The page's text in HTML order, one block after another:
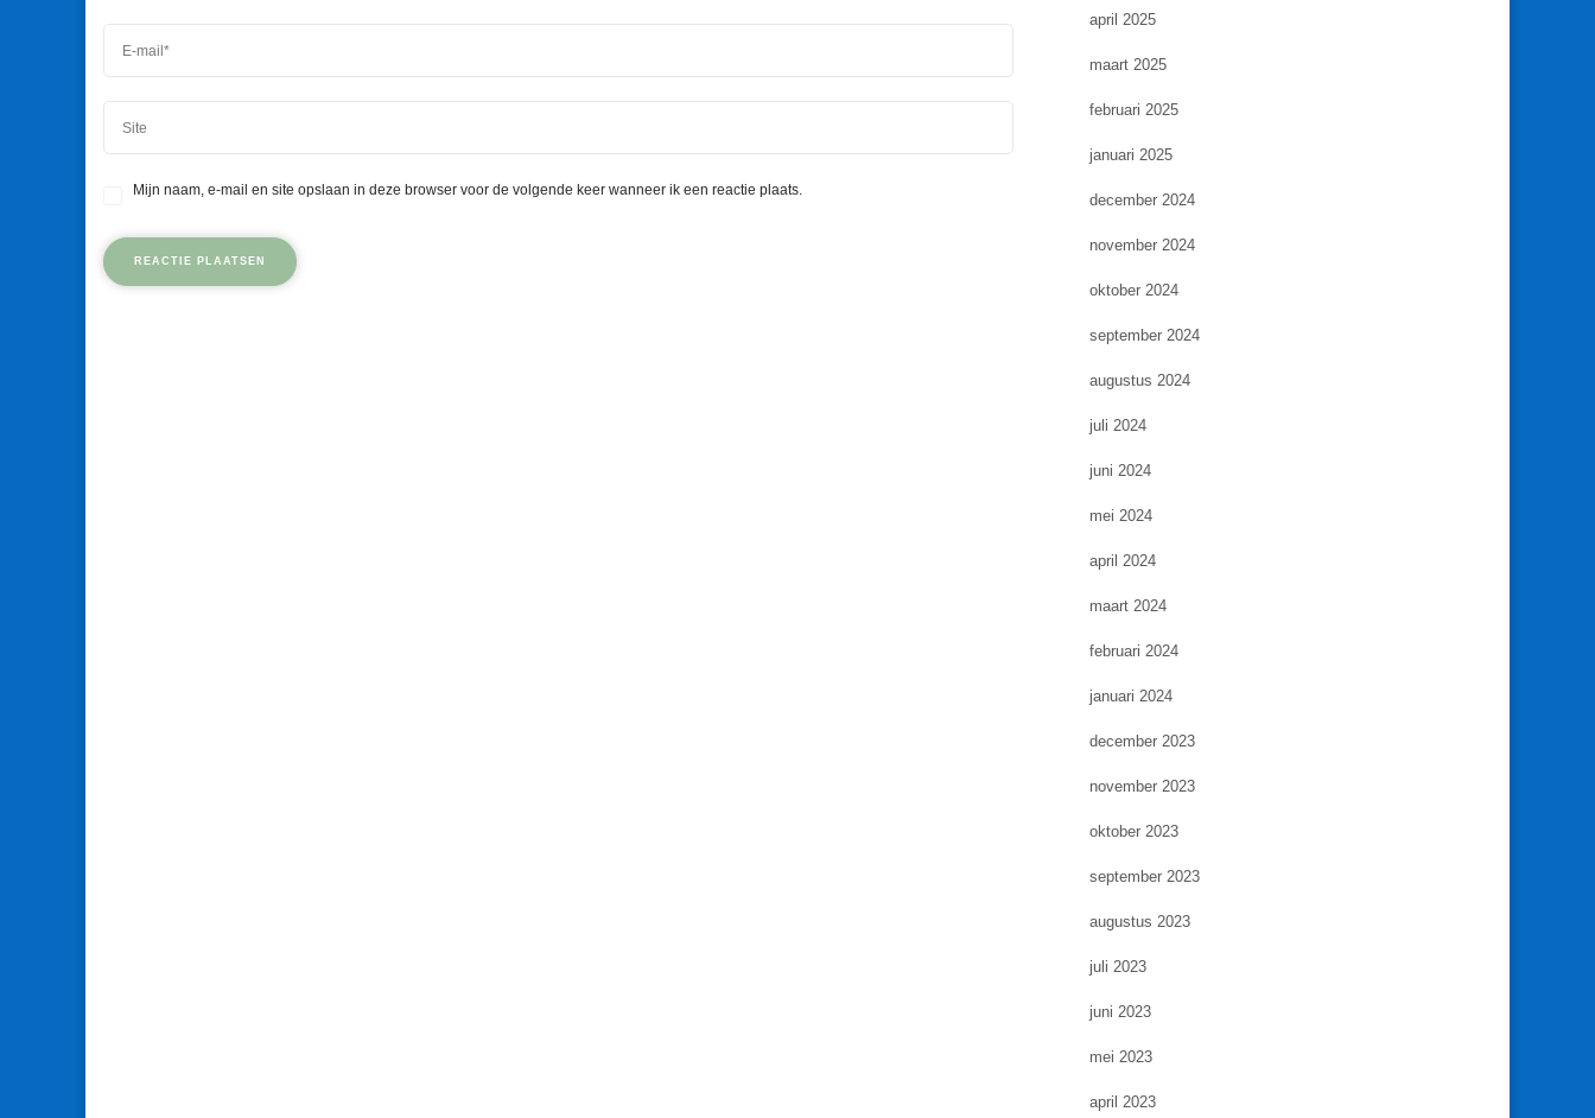
Mijn naam, e-mail en site opslaan in deze browser voor de volgende keer wanneer ik een reactie plaats.
april 2025
maart 2025
februari 2025
januari 2025
december 2024
november 2024
oktober 2024
september 2024
augustus 2024
juli 2024
juni 2024
mei 2024
april 2024
maart 2024
februari 2024
januari 2024
december 2023
november 2023
oktober 2023
september 2023
augustus 2023
juli 2023
juni 2023
mei 2023
april 2023